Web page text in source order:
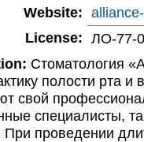
Website:
License: ЛО-77-
Стоматология
полости рта
свой
специалисты,
При проведении